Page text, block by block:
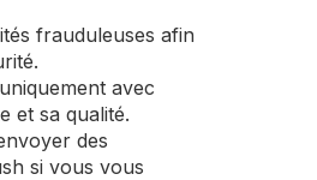
frauduleuses afin
avec
et sa qualité.
des
si vous vous